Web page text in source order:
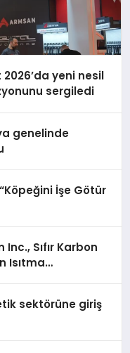
yeni nesil
sergiledi
genelinde
İşe Götür
Sıfır Karbon
Isıtma
sektörüne giriş